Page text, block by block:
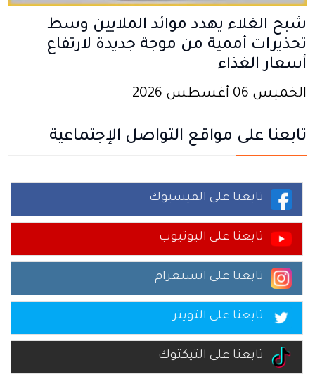
شبح الغلاء يهدد موائد الملايين وسط
تحذيرات أممية من موجة جديدة لارتفاع
أسعار الغذاء
الخميس 06 أغسطس 2026
تابعنا على مواقع التواصل الإجتماعية
تابعنا على الفيسبوك
تابعنا على اليوتيوب
تابعنا على انستغرام
تابعنا على التويتر
تابعنا على التيكتوك